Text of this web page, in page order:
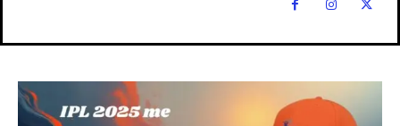
Explore Cricket
Explore Cricket